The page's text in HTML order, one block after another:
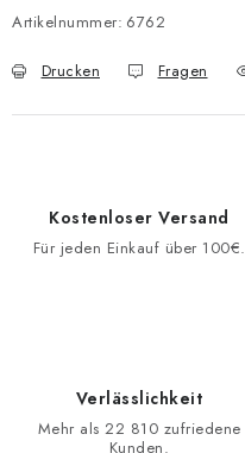
Artikelnummer: 6762
Drucken Fragen
Kostenloser Versand
Für jeden Einkauf über 100€.
Verlässlichkeit
Mehr als 22 810 zufriedene
Kunden.